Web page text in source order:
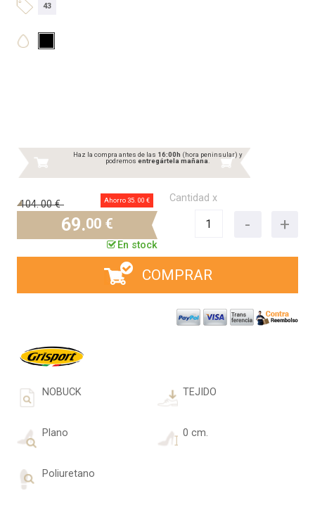
43
Haz la compra antes de las 16:00h (hora peninsular) y
podremos entregártela mañana
104.00 € Ahorro 35. 00 €
69.00 €
En stock
Cantidad x
COMPRAR
NOBUCK TEJIDO
Plano 0 cm.
Poliuretano